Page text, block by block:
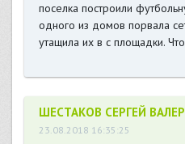
поселка построили
одного из домов порвала
утащила их в с площадки.
ШЕСТАКОВ СЕРГЕЙ
23.08.2018 16:35:25